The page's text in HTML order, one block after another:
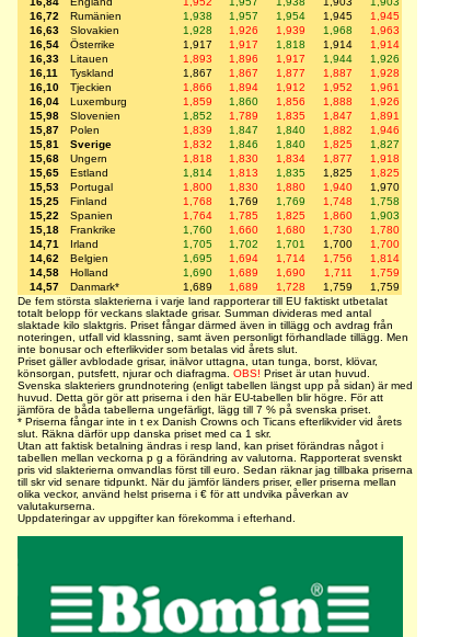
16,72
Rumänien 1,938 1,957 1,954 1,945
1,945
16,63
Slovakien 1,928 1,926 1,939 1,968
1,963
16,54
Österrike 1,917 1,917 1,818 1,914
1,914
16,33
Litauen 1,893 1,896 1,917 1,944
1,926
16,11
Tyskland 1,867 1,867 1,877 1,887
1,928
16,10
Tjeckien 1,866 1,894 1,912 1,952
1,961
16,04
Luxemburg 1,859 1,860 1,856 1,888
1,926
15,98
Slovenien 1,852 1,789 1,835 1,847
1,891
15,87
Polen 1,839 1,847 1,840 1,882
1,946
15,81
Sverige 1,832 1,846 1,840 1,825
1,827
15,68
Ungern 1,818 1,830 1,834 1,877
1,918
15,65
Estland 1,814 1,813 1,835 1,825
1,825
15,53
Portugal 1,800 1,830 1,880 1,940
1,970
15,25
Finland 1,768 1,769 1,769 1,748
1,758
15,22
Spanien 1,764 1,785 1,825 1,860
1,903
15,18
Frankrike 1,760 1,660 1,680 1,730
1,780
14,71
Irland 1,705 1,702 1,701 1,700
1,700
14,62
Belgien 1,695 1,694 1,714 1,756
1,814
14,58
Holland 1,690 1,689 1,690 1,711
1,759
14,57
Danmark* 1,689 1,689 1,728 1,759
1,759
De fem största slakterierna i varje land rapporterar till EU faktiskt utbetalat
totalt belopp för veckans slaktade grisar. Summan divideras med antal
slaktade kilo slaktgris. Priset fångar därmed även in tillägg och avdrag från
noteringen, utfall vid klassning, samt även personligt förhandlade tillägg. Men
inte bonusar och efterlikvider som betalas vid årets slut.
Priset gäller avblodade grisar, inälvor uttagna, utan tunga, borst, klövar,
könsorgan, putsfett, njurar och diafragma. OBS! Priset är utan huvud.
Svenska slakteriers grundnotering (enligt tabellen längst upp på sidan) är med
huvud. Detta gör gör att priserna i den här EU-tabellen blir högre. För att
jämföra de båda tabellerna ungefärligt, lägg till 7 % på svenska priset.
* Priserna fångar inte in t ex Danish Crowns och Ticans efterlikvider vid årets
slut. Räkna därför upp danska priset med ca 1 skr.
Utan att faktisk betalning ändras i resp land, kan priset förändras något i
tabellen mellan veckorna p g a förändring av valutorna. Rapporterat svenskt
pris vid slakterierna omvandlas först till euro. Sedan räknar jag tillbaka priserna
till skr vid senare tidpunkt. När du jämför länders priser, eller priserna mellan
olika veckor, använd helst priserna i € för att undvika påverkan av
valutakurserna.
Uppdateringar av uppgifter kan förekomma i efterhand.